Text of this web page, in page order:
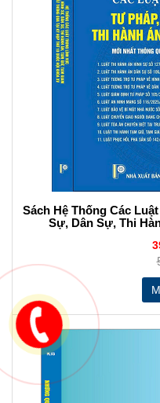
Sách Hệ Thống Các
Sự, Dân Sự, Thi